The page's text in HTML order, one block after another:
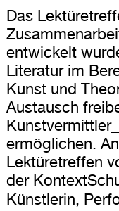
Das
entwickelt
Literatur im
Kunst und
Austausch
ermöglichen.
Lektüretreffen
der
Künstlerin,